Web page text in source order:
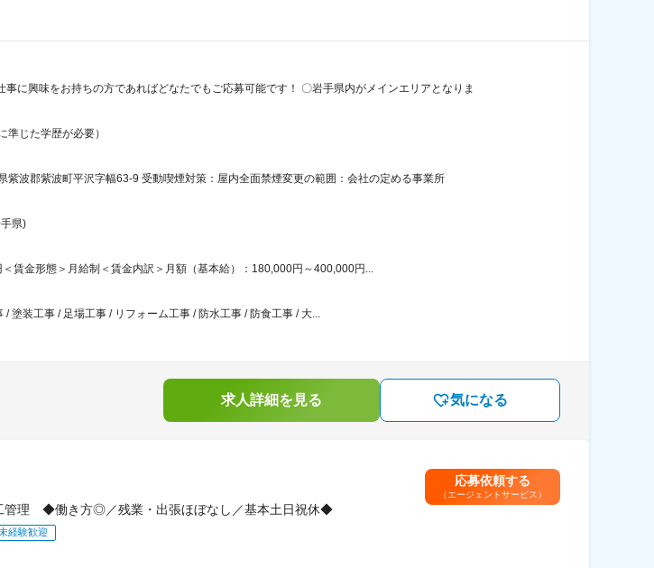
に興味をお持ちの方であればどなたでもご応募可能です！ 〇岩手県内がメインエリアとなりま
準じた学歴が必要）
紫波郡紫波町平沢字幅63-9 受動喫煙対策：屋内全面禁煙変更の範囲：会社の定める事業所
県)
賃金形態＞月給制＜賃金内訳＞月額（基本給）：180,000円～400,000円...
塗装工事 / 足場工事 / リフォーム工事 / 防水工事 / 防食工事 / 大...
求人詳細を見る 気になる
管理 ◆働き方◎／残業・出張ほぼなし／基本土日祝休◆
経験歓迎
応募依頼する
（エージェントサービス）